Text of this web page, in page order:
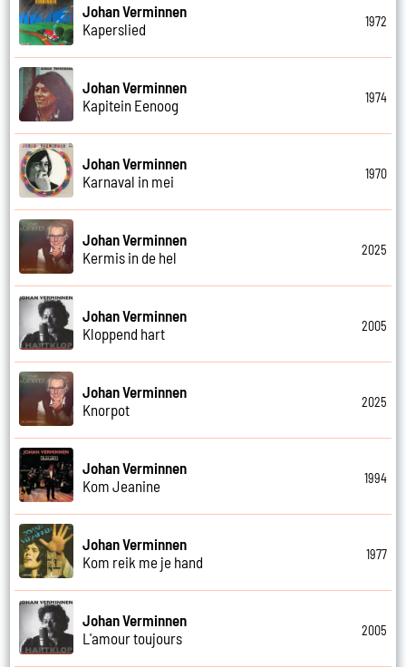
Johan Verminnen
Kaperslied
1972
Johan Verminnen
Kapitein Eenoog
1974
Johan Verminnen
Karnaval in mei
1970
Johan Verminnen
Kermis in de hel
2025
Johan Verminnen
Kloppend hart
2005
Johan Verminnen
Knorpot
2025
Johan Verminnen
Kom Jeanine
1994
Johan Verminnen
Kom reik me je hand
1977
Johan Verminnen
L'amour toujours
2005